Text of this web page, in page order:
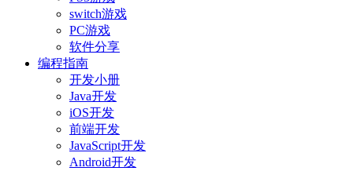
switch游戏
PC游戏
软件分享
编程指南
开发小册
Java开发
iOS开发
前端开发
JavaScript开发
Android开发